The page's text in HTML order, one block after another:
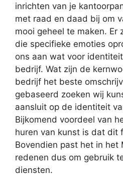
inrichten van je
met raad en daad bij om
mooi geheel te maken. Er
die specifieke emoties
ons aan wat voor
bedrijf. Wat zijn de
bedrijf het beste
gebaseerd zoeken wij
aansluit op de identiteit
Bijkomend voordeel van
huren van kunst is dat dit
Bovendien past het in het
redenen dus om gebruik
diensten.